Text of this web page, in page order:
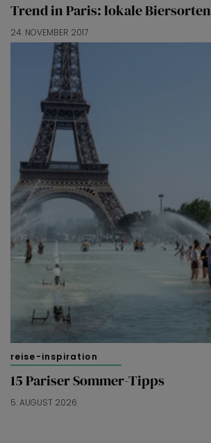
Trend in Paris: lokale Biersorten
24. NOVEMBER 2017
reise-inspiration
15 Pariser Sommer-Tipps
5. AUGUST 2026